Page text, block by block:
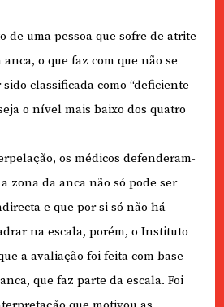
de uma pessoa que sofre de atrite
o que faz com que não se
classificada como “deficiente
o nível mais baixo dos quatro
os médicos defenderam-
zona da anca não só pode ser
e que por si só não há
na escala, porém, o Instituto
a avaliação foi feita com base
que faz parte da escala. Foi